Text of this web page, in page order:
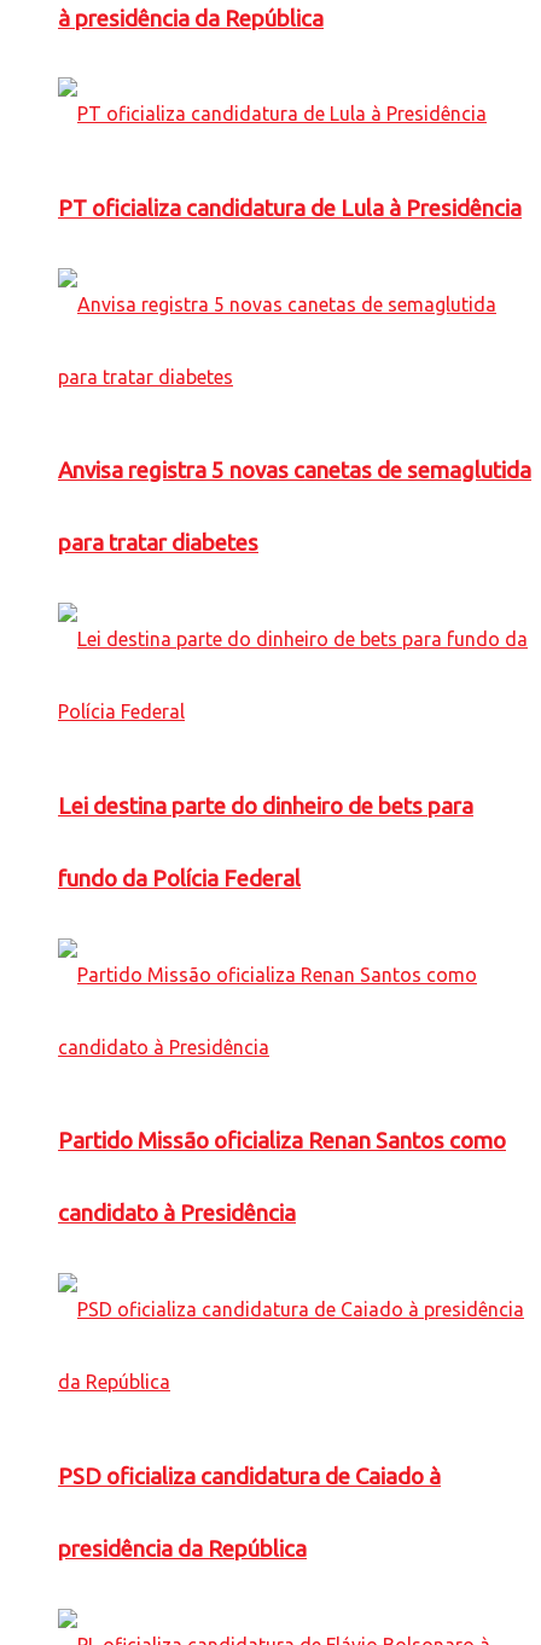
à presidência da República
PT oficializa candidatura de Lula à Presidência
Anvisa registra 5 novas canetas de semaglutida
para tratar diabetes
Lei destina parte do dinheiro de bets para
fundo da Polícia Federal
Partido Missão oficializa Renan Santos como
candidato à Presidência
PSD oficializa candidatura de Caiado à
presidência da República